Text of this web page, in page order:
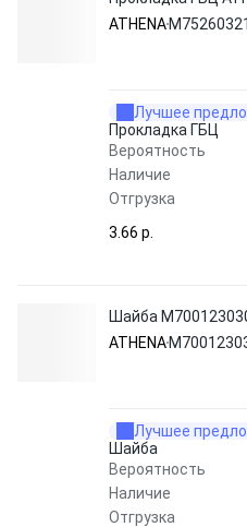
ATHENA
Лучшее
Прокладка ГБЦ
Вероятность
Наличие
Отгрузка
3.66 p.
Шайба
ATHENA
Лучшее
Шайба
Вероятность
Наличие
Отгрузка